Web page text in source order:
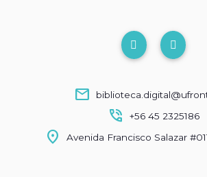
mail
phone_in_talk +56 45 2325186
location_on Avenida Francisco Salazar